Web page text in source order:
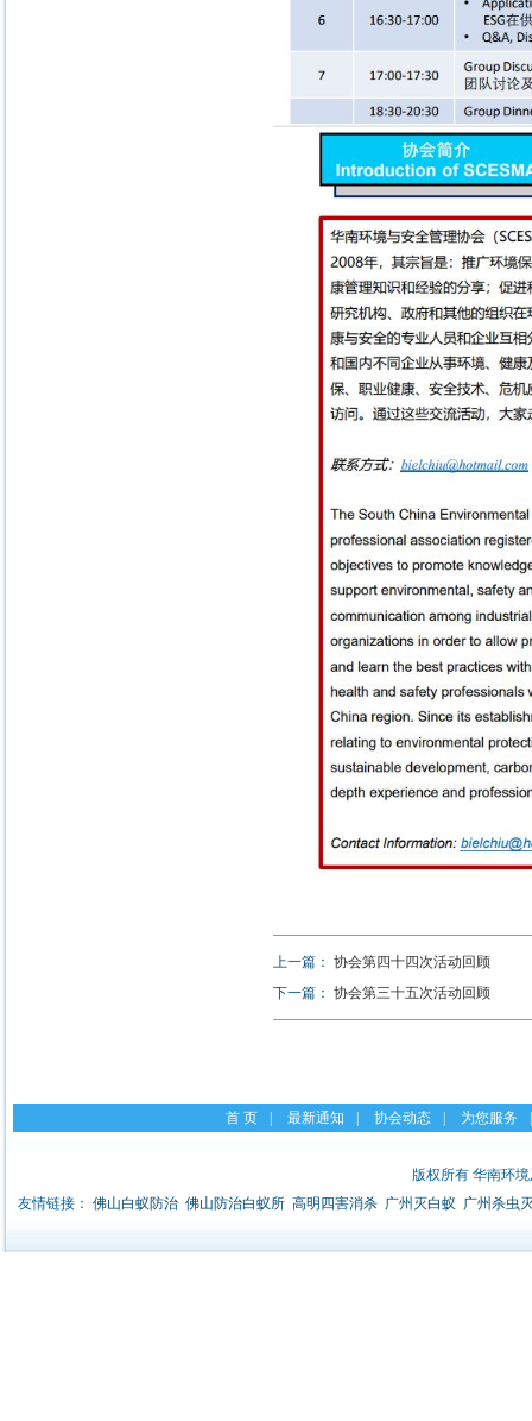
上一篇： 协会第四十四次活动回顾
下一篇： 协会第三十五次活动回顾
首 页 最新通知 协会动态 为您服务
版权所有 华南环
友情链接： 佛山白蚁防治 佛山防治白蚁所 高明四害消杀 广州灭白蚁 广州杀虫